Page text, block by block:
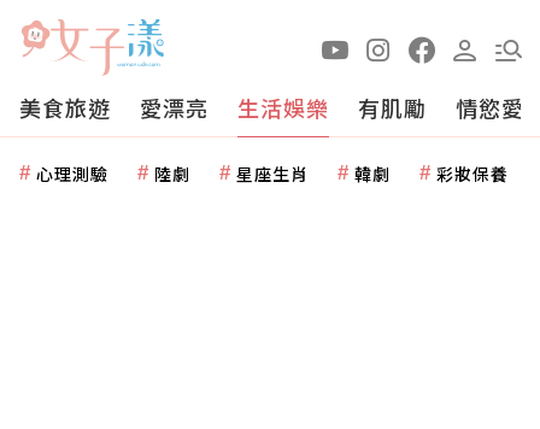
美食旅遊 愛漂亮 生活娛樂 有肌勵 情慾愛
心理測驗 陸劇 星座生肖 韓劇 彩妝保養